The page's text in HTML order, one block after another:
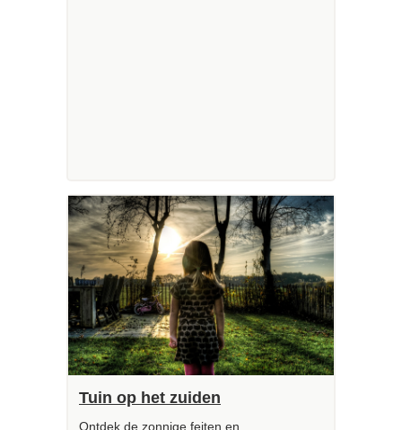
Tuin op het zuiden
Ontdek de zonnige feiten en